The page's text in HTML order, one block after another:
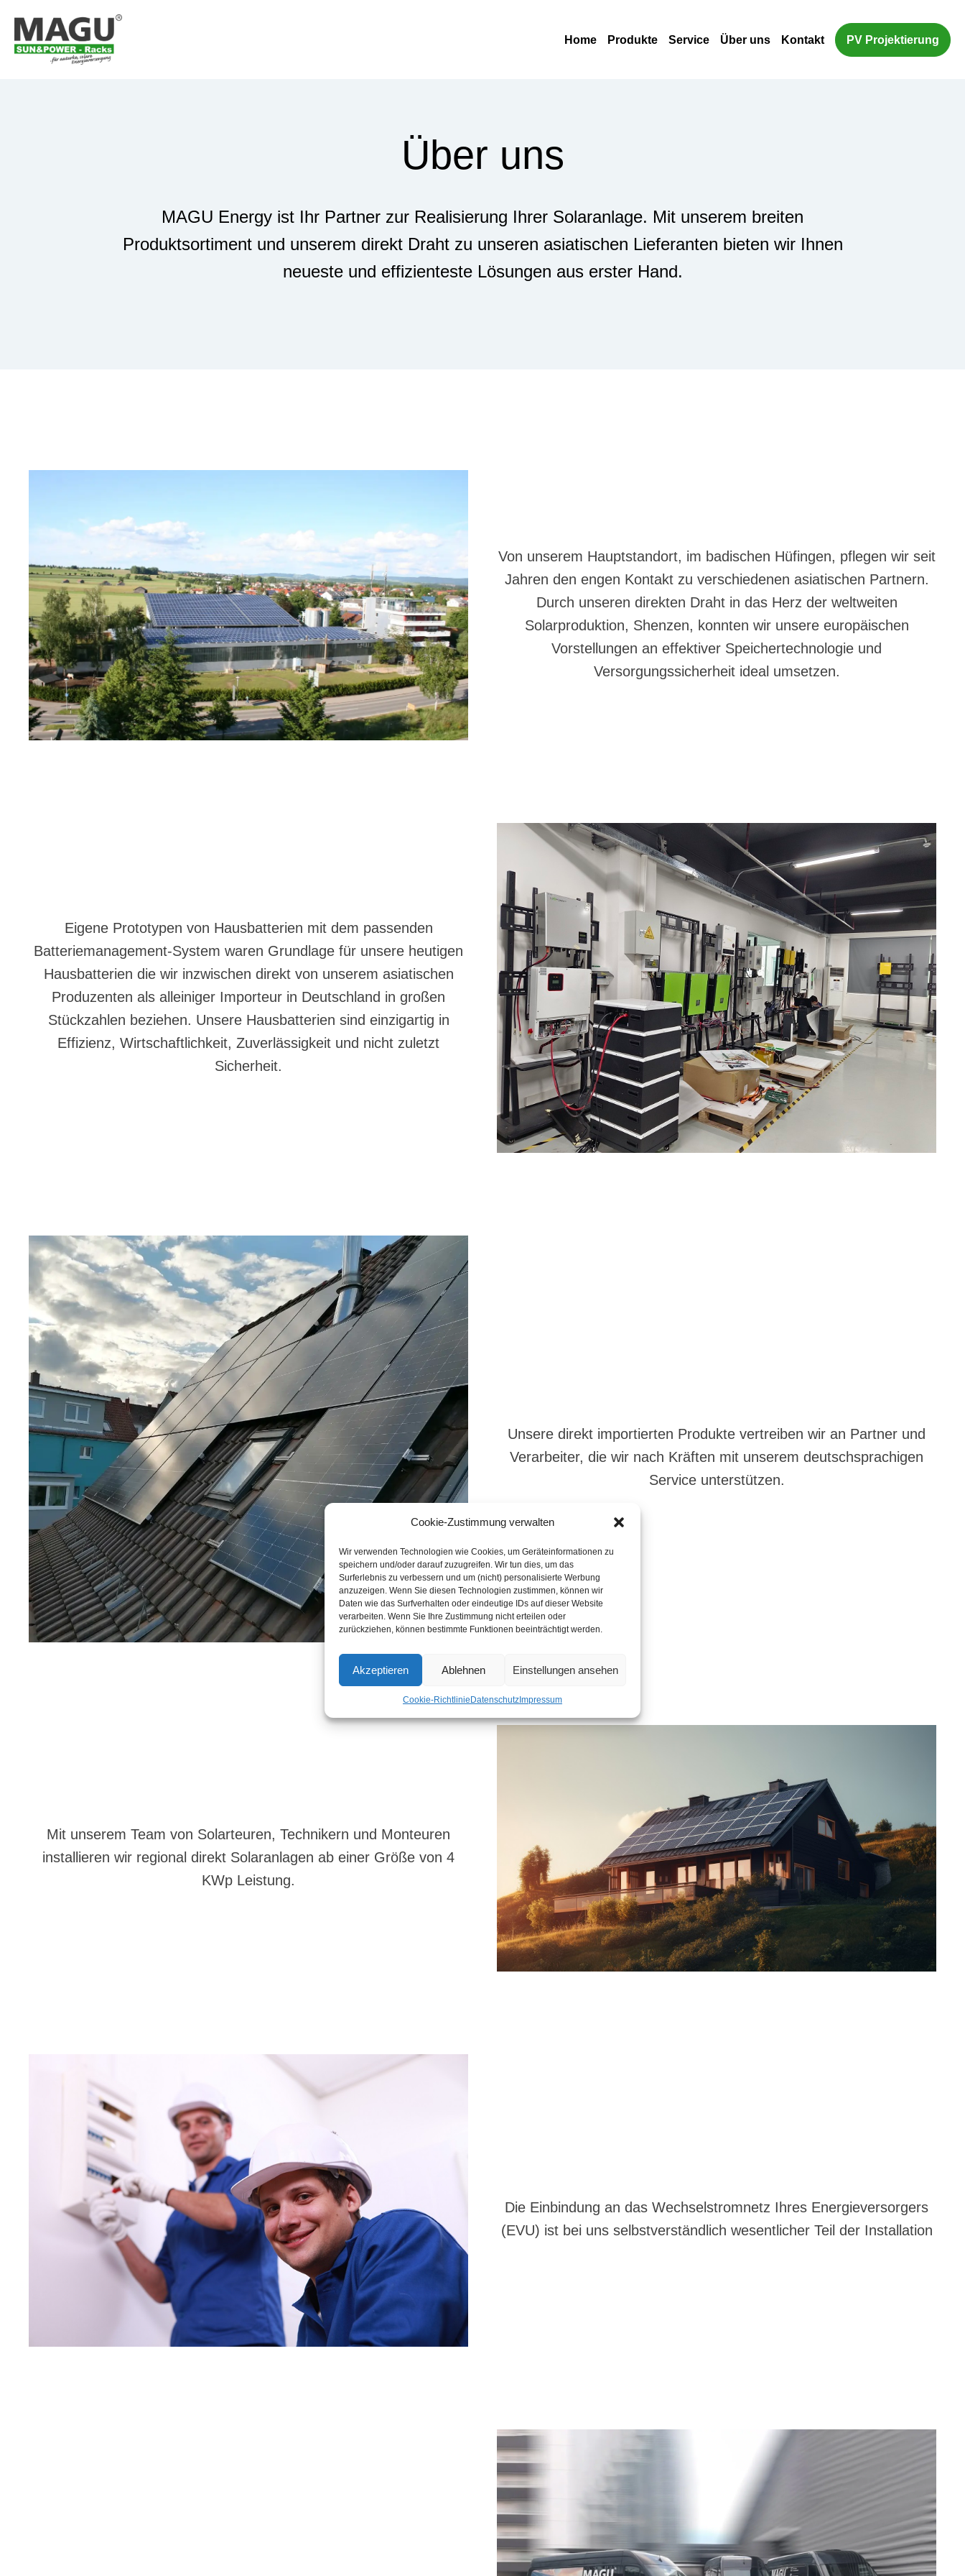
Cookie-Zustimmung verwalten
Wir verwenden Technologien wie Cookies, um Geräteinformationen zu
speichern und/oder darauf zuzugreifen. Wir tun dies, um das
Surferlebnis zu verbessern und um (nicht) personalisierte Werbung
anzuzeigen. Wenn Sie diesen Technologien zustimmen, können wir
Daten wie das Surfverhalten oder eindeutige IDs auf dieser Website
verarbeiten. Wenn Sie Ihre Zustimmung nicht erteilen oder
zurückziehen, können bestimmte Funktionen beeinträchtigt werden.
Akzeptieren Ablehnen Einstellungen ansehen
Cookie-RichtlinieDatenschutzImpressum
Home Produkte Service Über uns Kontakt PV Projektierung
Über uns
MAGU Energy ist Ihr Partner zur Realisierung Ihrer Solaranlage. Mit unserem breiten
Produktsortiment und unserem direkt Draht zu unseren asiatischen Lieferanten bieten wir Ihnen
neueste und effizienteste Lösungen aus erster Hand.
Von unserem Hauptstandort, im badischen Hüfingen, pflegen wir seit
Jahren den engen Kontakt zu verschiedenen asiatischen Partnern.
Durch unseren direkten Draht in das Herz der weltweiten
Solarproduktion, Shenzen, konnten wir unsere europäischen
Vorstellungen an effektiver Speichertechnologie und
Versorgungssicherheit ideal umsetzen.
Eigene Prototypen von Hausbatterien mit dem passenden
Batteriemanagement-System waren Grundlage für unsere heutigen
Hausbatterien die wir inzwischen direkt von unserem asiatischen
Produzenten als alleiniger Importeur in Deutschland in großen
Stückzahlen beziehen. Unsere Hausbatterien sind einzigartig in
Effizienz, Wirtschaftlichkeit, Zuverlässigkeit und nicht zuletzt
Sicherheit.
Unsere direkt importierten Produkte vertreiben wir an Partner und
Verarbeiter, die wir nach Kräften mit unserem deutschsprachigen
Service unterstützen.
Mit unserem Team von Solarteuren, Technikern und Monteuren
installieren wir regional direkt Solaranlagen ab einer Größe von 4
KWp Leistung.
Die Einbindung an das Wechselstromnetz Ihres Energieversorgers
(EVU) ist bei uns selbstverständlich wesentlicher Teil der Installation